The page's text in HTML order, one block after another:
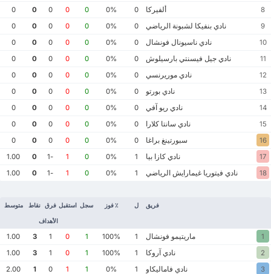
8 ألفيركا 0
0%
0
0
0
0
0
9
نادي بنفيكا لشبونة الرياضي 0
0%
0
0
0
0
0
10
نادي ناسيونال فونشال 0
0%
0
0
0
0
0
11
نادي جيل فيسنتي بارسيلوش 0
0%
0
0
0
0
0
12
نادي موريرنسي 0
0%
0
0
0
0
0
13
نادي بورتو 0
0%
0
0
0
0
0
14
نادي ريو آفي 0
0%
0
0
0
0
0
15
نادي سانتا كلارا 0
0%
0
0
0
0
0
16
سبورتينغ براغا 0
0%
0
0
0
0
0
17
نادي كازا بيا 1
0%
0
1
-1
0
1.00
18
نادي فيتوريا غيمارايش الرياضي 1
0%
0
1
-1
0
1.00
فريق ل ٪ فوز سجل استقبل فرق
الأهداف
نقاط متوسط
1 ماريتيمو فونشال 1
100%
1
0
1
3
1.00
2
نادي آروكا 1
100%
1
0
1
3
1.00
3
نادي فاماليكاو 1
0%
1
1
0
1
2.00